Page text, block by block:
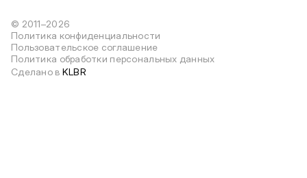
© 2011–2026
Политика конфиденциальности
Пользовательское соглашение
Политика обработки персональных данных
Сделано в KLBR